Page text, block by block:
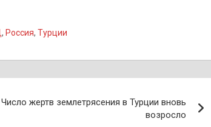
, Россия, Турции
Число жертв землетрясения в Турции вновь
возросло